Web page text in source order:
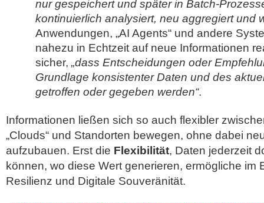
nur gespeichert und später in Batch-
kontinuierlich analysiert, neu aggregiert und
Anwendungen, „AI Agents“ und andere
nahezu in Echtzeit auf neue Informationen
sicher, „dass Entscheidungen oder
Grundlage konsistenter Daten und des
getroffen oder gegeben werden“.
Informationen ließen sich so auch flexibler
„Clouds“ und Standorten bewegen, ohne dabei
aufzubauen. Erst die Flexibilität, Daten jederzeit
können, wo diese Wert generieren, ermögliche im
Resilienz und Digitale Souveränität.